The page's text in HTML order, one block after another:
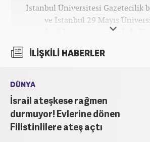
İstanbul Üniversitesi Gazetecilik
ve İstanbul 29 Mayıs
yüksek lisansını tamamladı.
İLİŞKİLİ HABERLER
DÜNYA
İsrail ateşkese rağmen
durmuyor! Evlerine dönen
Filistinlilere ateş açtı